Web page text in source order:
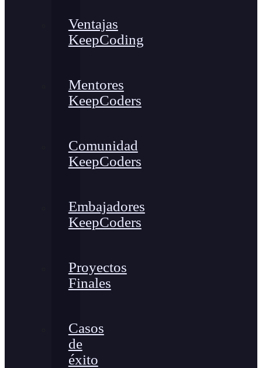
Ventajas
KeepCoding
Mentores
KeepCoders
Comunidad
KeepCoders
Embajadores
KeepCoders
Proyectos
Finales
Casos
de
éxito